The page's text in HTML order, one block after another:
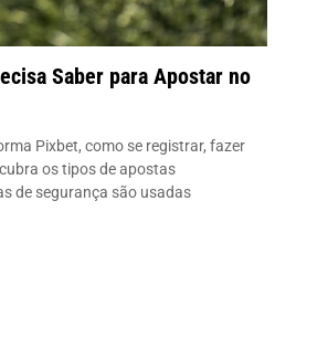
Saber para Apostar no
Pixbet, como se registrar, fazer
os tipos de apostas
de segurança são usadas